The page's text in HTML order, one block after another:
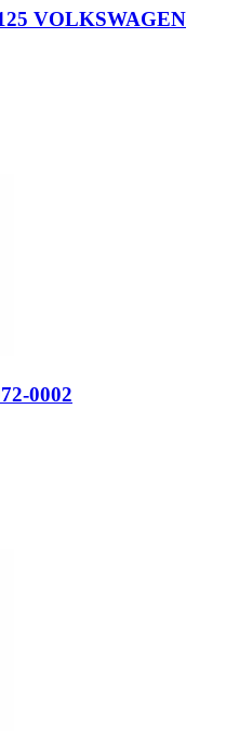
VOLKSWAGEN
0002